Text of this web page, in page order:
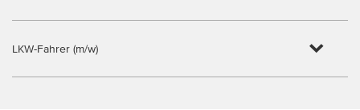
LKW-Fahrer (m/w)